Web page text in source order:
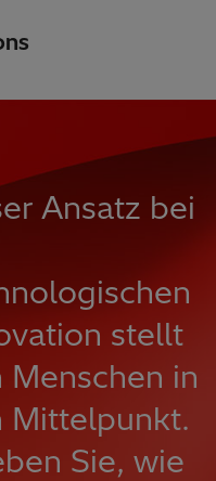
Ansatz bei
stellt
Menschen in
Mittelpunkt.
Sie, wie